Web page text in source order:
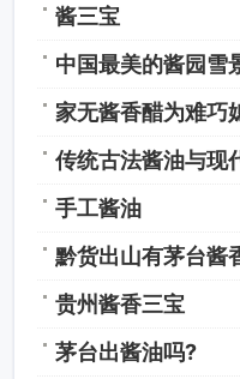
酱三宝
中国最美的酱园雪
家无酱香醋为难巧
传统古法酱油与现
手工酱油
黔货出山有茅台酱
贵州酱香三宝
茅台出酱油吗?